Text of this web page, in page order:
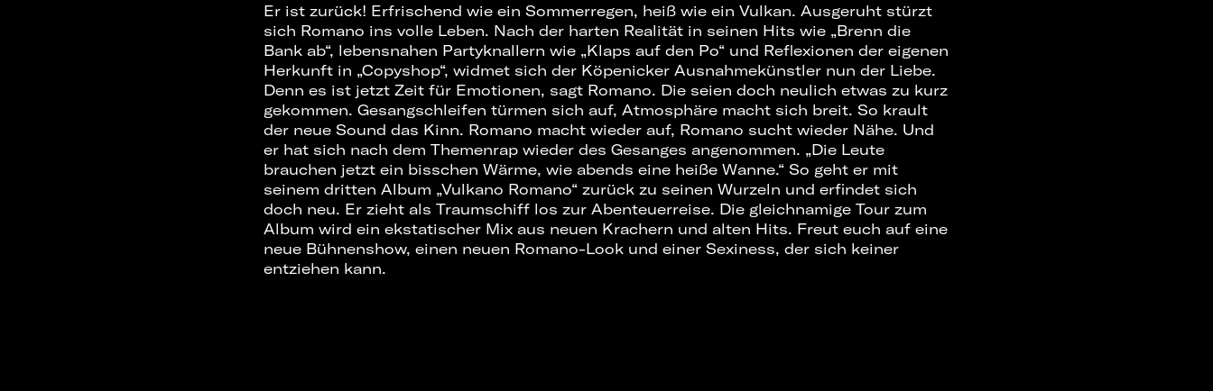
Er ist zurück! Erfrischend wie ein Sommerregen, heiß wie ein Vulkan. Ausgeruht stürzt
sich Romano ins volle Leben. Nach der harten Realität in seinen Hits wie „Brenn die
Bank ab“, lebensnahen Partyknallern wie „Klaps auf den Po“ und Reflexionen der eigenen
Herkunft in „Copyshop“, widmet sich der Köpenicker Ausnahmekünstler nun der Liebe.
Denn es ist jetzt Zeit für Emotionen, sagt Romano. Die seien doch neulich etwas zu kurz
gekommen. Gesangschleifen türmen sich auf, Atmosphäre macht sich breit. So krault
der neue Sound das Kinn. Romano macht wieder auf, Romano sucht wieder Nähe. Und
er hat sich nach dem Themenrap wieder des Gesanges angenommen. „Die Leute
brauchen jetzt ein bisschen Wärme, wie abends eine heiße Wanne.“ So geht er mit
seinem dritten Album „Vulkano Romano“ zurück zu seinen Wurzeln und erfindet sich
doch neu. Er zieht als Traumschiff los zur Abenteuerreise. Die gleichnamige Tour zum
Album wird ein ekstatischer Mix aus neuen Krachern und alten Hits. Freut euch auf eine
neue Bühnenshow, einen neuen Romano-Look und einer Sexiness, der sich keiner
entziehen kann.